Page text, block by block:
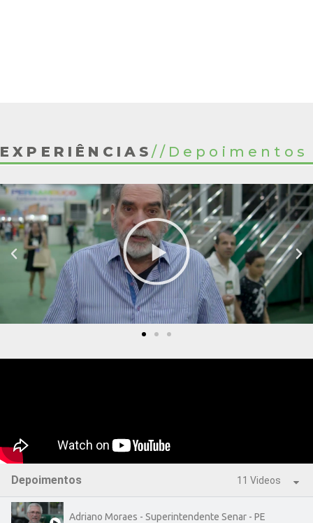
EXPERIÊNCIAS// Depoimentos
Depoimentos 11 Videos
Adriano Moraes - Superintendente Senar - PE